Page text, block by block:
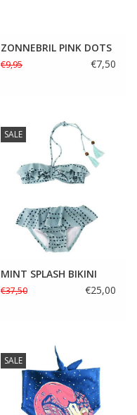
ZONNEBRIL PINK DOTS
€9,95 €7,50
SALE
MINT SPLASH BIKINI
€37,50 €25,00
SALE